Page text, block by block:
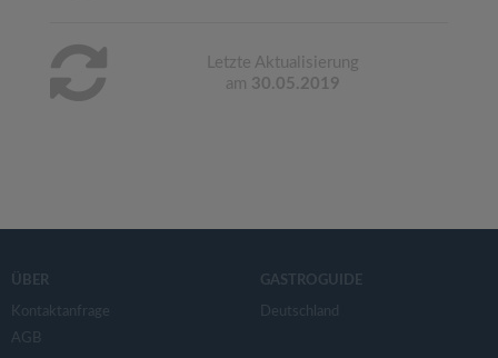
Letzte Aktualisierung
am 30.05.2019
ÜBER
Kontaktanfrage
AGB
GASTROGUIDE
Deutschland